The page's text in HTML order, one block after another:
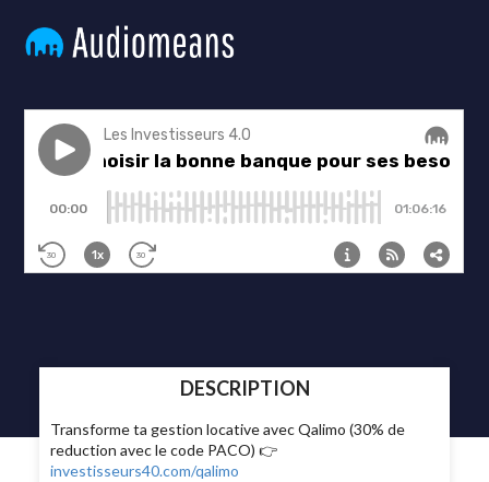
DESCRIPTION
Transforme ta gestion locative avec Qalimo (30% de
reduction avec le code PACO) 👉
investisseurs40.com/qalimo